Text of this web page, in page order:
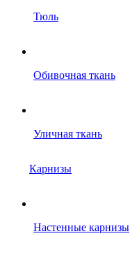
Тюль
Обивочная ткань
Уличная ткань
Карнизы
Настенные карнизы